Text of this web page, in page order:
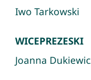
Iwo Tarkowski
WICEPREZESKI
Joanna